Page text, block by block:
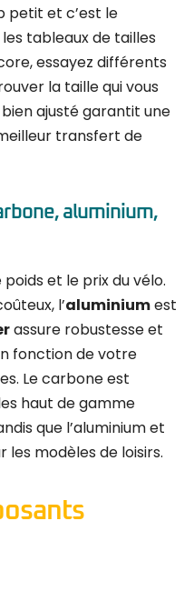
petit et c’est le
tableaux de tailles
essayez différents
la taille qui vous
ajusté garantit une
transfert de
aluminium,
et le prix du vélo.
l’aluminiumest
assure robustesse et
fonction de votre
Le carbone est
haut de gamme
que l’aluminium et
les modèles de loisirs.